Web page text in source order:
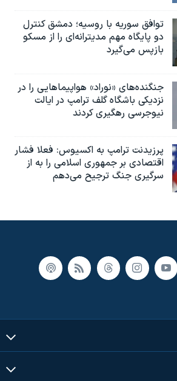
توافق سوریه با روسیه؛ دمشق کنترل
دو پایگاه مهم مدیترانه‌ای را از مسکو
بازپس می‌گیرد
جنگنده‌های «نوراد» هواپیماهایی را در
نزدیکی باشگاه گلف ترامپ در ایالت
نیوجرسی رهگیری کردند
پرزیدنت ترامپ به اکسیوس: فعلا فشار
اقتصادی بر جمهوری اسلامی را به از
سرگیری جنگ ترجیح می‌دهم